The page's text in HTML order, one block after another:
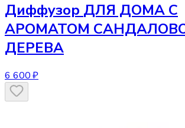
Диффузор ДЛЯ ДОМА С
АРОМАТОМ
ДЕРЕВА
6 600 ₽